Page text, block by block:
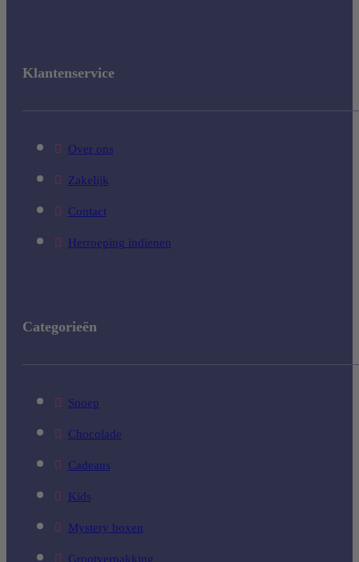
Klantenservice
Over ons
Zakelijk
Contact
Herroeping indienen
Categorieën
Snoep
Chocolade
Cadeaus
Kids
Mystery boxen
Grootverpakking